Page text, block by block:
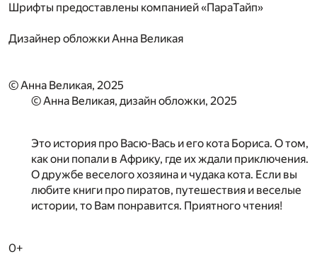
Шрифты предоставлены компанией «ПараТайп»
Дизайнер обложкиАнна Великая
© Анна Великая, 2025
© Анна Великая, дизайн обложки, 2025
Это история про Васю-Вась и его кота Бориса. О том,
как они попали в Африку, где их ждали приключения.
О дружбе веселого хозяина и чудака кота. Если вы
любите книги про пиратов, путешествия и веселые
истории, то Вам понравится. Приятного чтения!
0+